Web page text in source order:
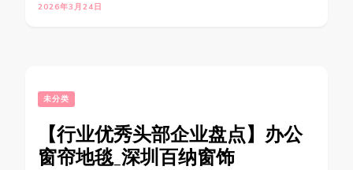
2026年3月24日
未分类
【行业优秀头部企业盘点】办公
窗帘地毯_深圳百纳窗饰